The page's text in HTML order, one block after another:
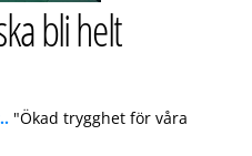
bli helt
"Ökad trygghet för våra